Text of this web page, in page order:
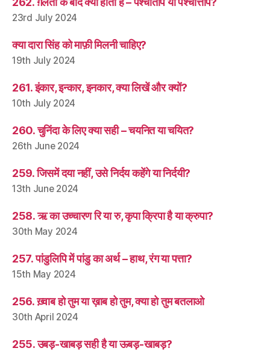
23rd July 2024
क्या दारा सिंह को माफ़ी मिलनी चाहिए?
19th July 2024
261. इंकार, इन्कार, इनकार, क्या लिखें और क्यों?
10th July 2024
260. चुनिंदा के लिए क्या सही – चयनित या चयित?
26th June 2024
259. जिसमें दया नहीं, उसे निर्दय कहेंगे या निर्दयी?
13th June 2024
258. ऋ का उच्चारण रि या रु, कृपा क्रिपा है या क्रुपा?
30th May 2024
257. पांडुलिपि में पांडु का अर्थ – हाथ, रंग या पत्ता?
15th May 2024
256. ख़्वाब हो तुम या ख़ाब हो तुम, क्या हो तुम बतलाओ
30th April 2024
255. उबड़-खाबड़ सही है या ऊबड़-खाबड़?